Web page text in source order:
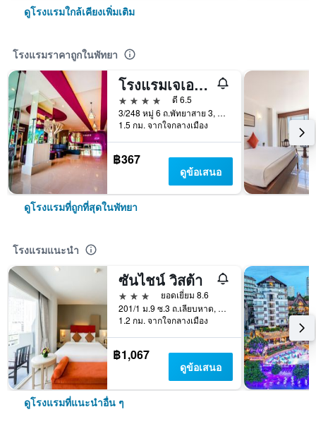
ดูโรงแรมใกล้เคียงเพิ่มเติม
โรงแรมราคาถูกในพัทยา
โรงแรมเจเอวิลล่า
4 ดาว
ดี 6.5
3/248 หมู่ 6 ถ.พัทยาสาย 3, พัทยา, ประเทศไทย
1.5 กม. จากใจกลางเมือง
฿367
ดูข้อเสนอ
ดูโรงแรมที่ถูกที่สุดในพัทยา
โรงแรมแนะนำ
ซันไชน์ วิสต้า
3 ดาว
ยอดเยี่ยม 8.6
201/1 ม.9 ซ.3 ถ.เลียบหาด, พัทยา, ประเทศไทย
1.2 กม. จากใจกลางเมือง
฿1,067
ดูข้อเสนอ
ดูโรงแรมที่แนะนำอื่น ๆ